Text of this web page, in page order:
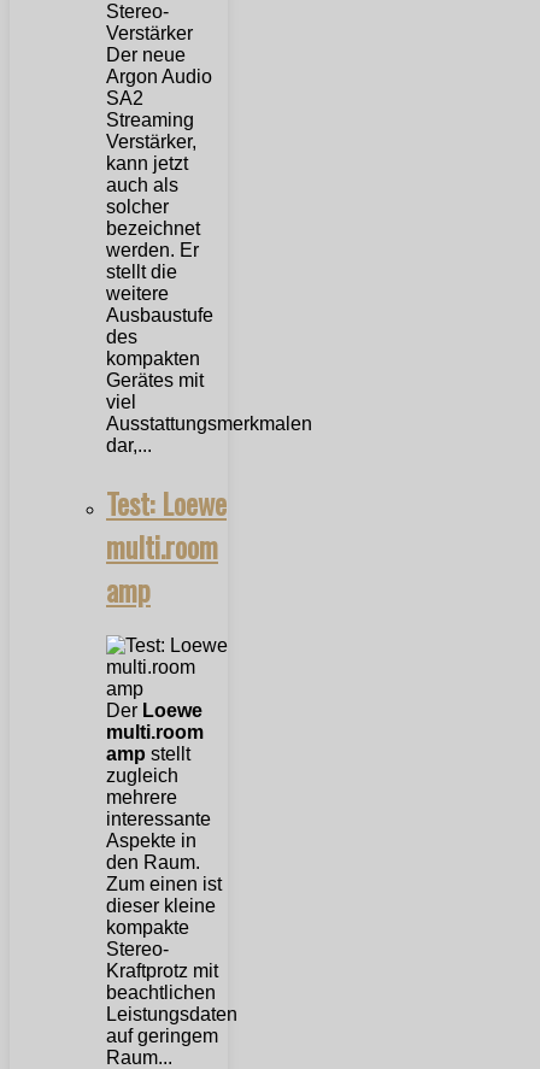
Der neue
Argon Audio
SA2
Streaming
Verstärker,
kann jetzt
auch als
solcher
bezeichnet
werden. Er
stellt die
weitere
Ausbaustufe
des
kompakten
Gerätes mit
viel
Ausstattungsmerkmalen
dar,...
Test: Loewe
multi.room
amp
Der Loewe
multi.room
amp stellt
zugleich
mehrere
interessante
Aspekte in
den Raum.
Zum einen ist
dieser kleine
kompakte
Stereo-
Kraftprotz mit
beachtlichen
Leistungsdaten
auf geringem
Raum...